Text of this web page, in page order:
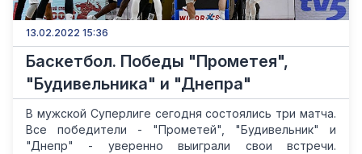
13.02.2022 15:36
Баскетбол. Победы "Прометея",
"Будивельника" и "Днепра"
В мужской Суперлиге сегодня состоялись три матча.
Все победители - "Прометей", "Будивельник" и
"Днепр" - уверенно выиграли свои встречи.